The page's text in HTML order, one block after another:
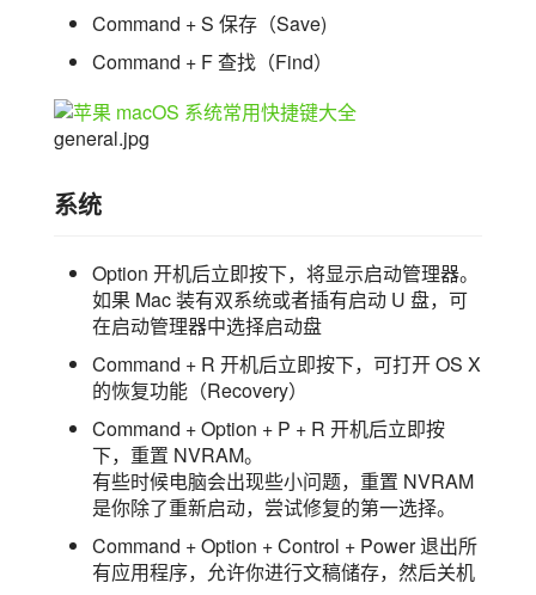
Command + S 保存（Save)
Command + F 查找（Find）
general.jpg
系统
Option 开机后立即按下，将显示启动管理器。
如果 Mac 装有双系统或者插有启动 U 盘，可
在启动管理器中选择启动盘
Command + R 开机后立即按下，可打开 OS X
的恢复功能（Recovery）
Command + Option + P + R 开机后立即按
下，重置 NVRAM。
有些时候电脑会出现些小问题，重置 NVRAM
是你除了重新启动，尝试修复的第一选择。
Command + Option + Control + Power 退出所
有应用程序，允许你进行文稿储存，然后关机